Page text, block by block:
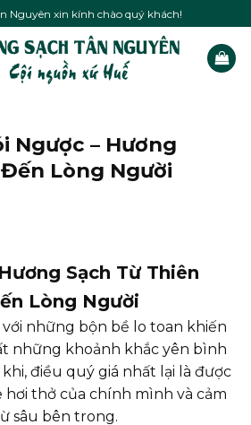
Nguyên xin kính chào quý khách!
Ngược – Hương
Lòng Người
Sạch Từ Thiên
Lòng Người
với những bộn bề lo toan khiến
những khoảnh khắc yên bình
điều quý giá nhất lại là được
hơi thở của chính mình và cảm
sâu bên trong.